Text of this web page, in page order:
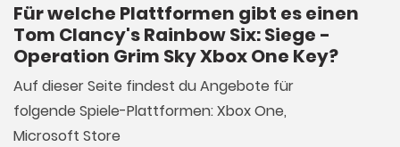
Für welche Plattformen gibt es einen
Tom Clancy's Rainbow Six: Siege -
Operation Grim Sky Xbox One Key?
Auf dieser Seite findest du Angebote für
folgende Spiele-Plattformen: Xbox One,
Microsoft Store